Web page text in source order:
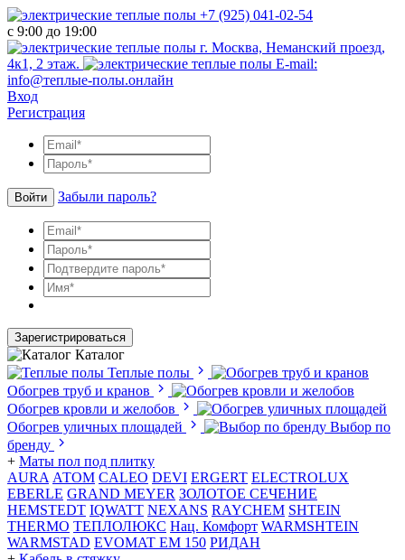
+7 (925) 041-02-54
с 9:00 до 19:00
г. Москва, Неманский проезд,
4к1, 2 этаж.
E-mail:
info@теплые-полы.онлайн
Вход
Регистрация
Войти Забыли пароль?
Зарегистрироваться
Каталог
Теплые полы
Обогрев труб и кранов
Обогрев кровли и желобов
Обогрев уличных площадей
Выбор по
бренду
+ Маты пол под плитку
AURA АТОМ CALEO DEVI ERGERT ELECTROLUX
EBERLE GRAND MEYER ЗОЛОТОЕ СЕЧЕНИЕ
HEMSTEDT IQWATT NEXANS RAYCHEM SHTEIN
THERMO ТЕПЛОЛЮКС Нац. Комфорт WARMSHTEIN
WARMSTAD EVOMAT EM 150 РИДАН